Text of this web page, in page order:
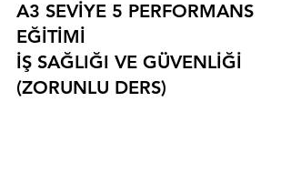
A3 SEVİYE 5 PERFORMANS
EĞİTİMİ
İŞ SAĞLIĞI VE GÜVENLİĞİ
(ZORUNLU DERS)